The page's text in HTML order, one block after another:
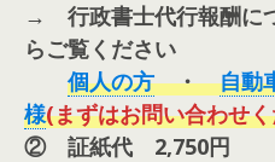
→ 行政書士代行報酬に
らご覧ください
個人の方
・
自動
様(まずはお問い合わせ
② 証紙代 2,750円